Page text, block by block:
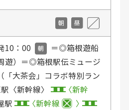
10：00
＝◎箱根遊船
遊）＝◎箱根駅伝ミュージ
「大茶会」コラボ特別ラン
〈新幹線〉
新幹
駅
新幹線